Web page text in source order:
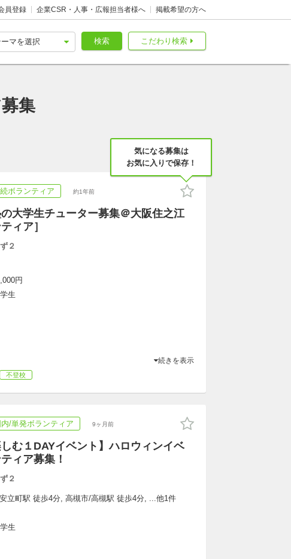
員登録 企業CSR・人事・広報担当者様へ 掲載希望の方へ
こだわり検索
検索
集
気になる募集は
お気に入りで保存！
ボランティア 約1年前
大学生チューター募集＠大阪住之江
ィア］
２
円
生
続きを表示
不登校
内/単発ボランティア 9ヶ月前
しむ１DAYイベント】ハロウィンイベ
ィア募集！
２
立町駅 徒歩4分, 高槻市/高槻駅 徒歩4分, ...他1件
生